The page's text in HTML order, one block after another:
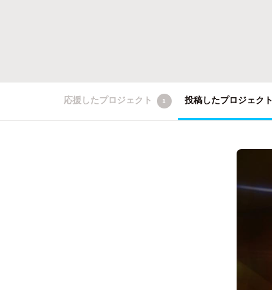
応援したプロジェクト 1 投稿したプロジェクト